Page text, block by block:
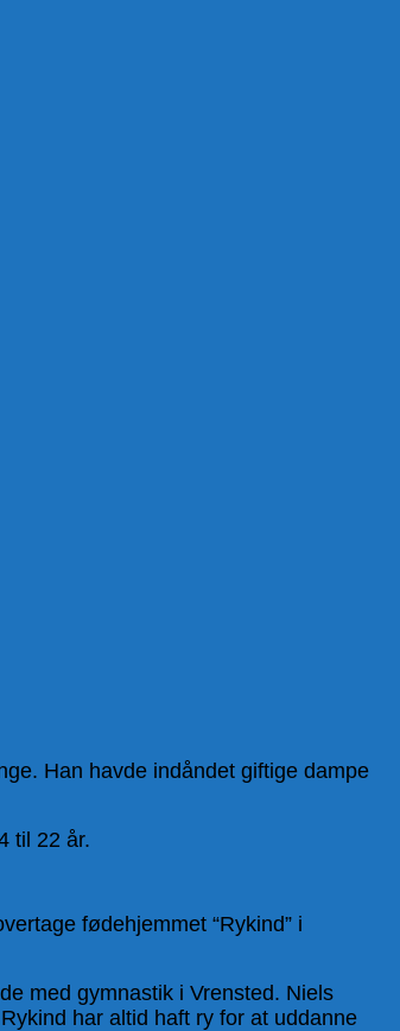
Han havde indåndet giftige dampe
til 22 år.
fødehjemmet “Rykind” i
med gymnastik i Vrensted. Niels
har altid haft ry for at uddanne